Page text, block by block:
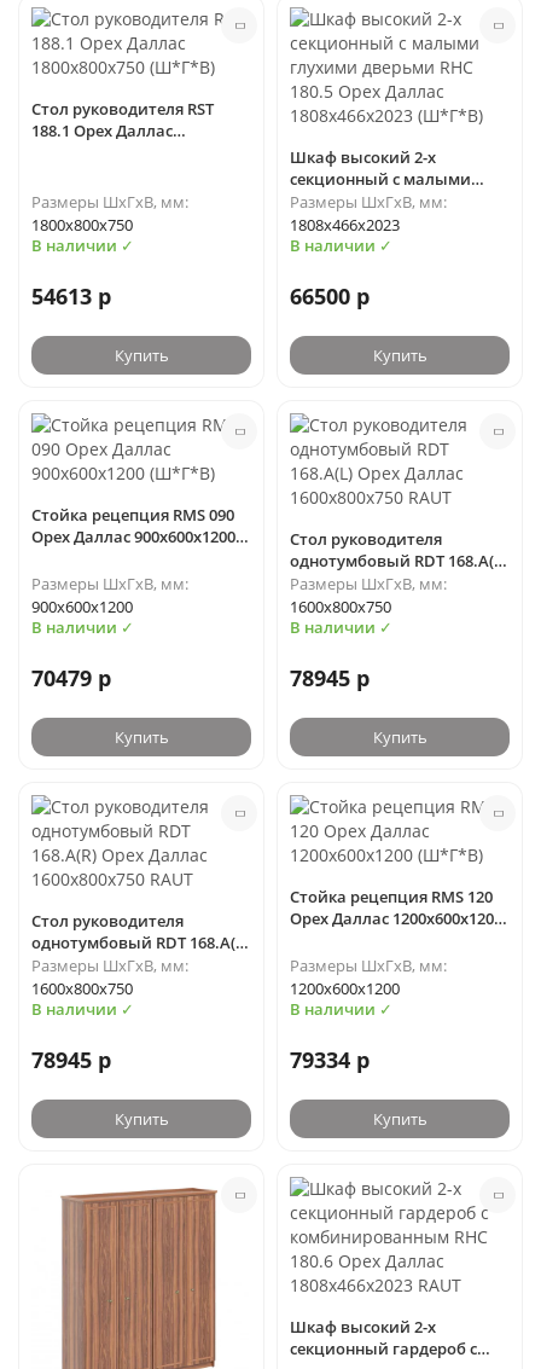
Стол руководителя RST
188.1 Орех Даллас
Размеры ШхГхВ, мм:
1800х800х750
В наличии ✓
54613 р
Купить
Шкаф высокий 2-х
секционный с малыми
глухими дверьми RHC 180.5
Орех Даллас 1808х466х2023
(Ш*Г*В)
Размеры ШхГхВ, мм:
1808х466х2023
В наличии ✓
66500 р
Купить
Стойка рецепция RMS 090
Орех Даллас 900х600х1200
Размеры ШхГхВ, мм:
900х600х1200
В наличии ✓
70479 р
Купить
Стол руководителя
однотумбовый RDT 168.A(L)
Орех Даллас 1600х800х750
RAUT
Размеры ШхГхВ, мм:
1600х800х750
В наличии ✓
78945 р
Купить
Стол руководителя
однотумбовый RDT 168.A(R)
Орех Даллас 1600х800х750
RAUT
Размеры ШхГхВ, мм:
1600х800х750
В наличии ✓
78945 р
Купить
Стойка рецепция RMS 120
Орех Даллас 1200х600х1200
Размеры ШхГхВ, мм:
1200х600х1200
В наличии ✓
79334 р
Купить
Шкаф высокий 2-х
секционный гардероб с